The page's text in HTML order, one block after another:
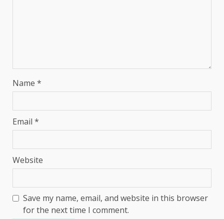
Name *
Email *
Website
Save my name, email, and website in this browser
for the next time I comment.